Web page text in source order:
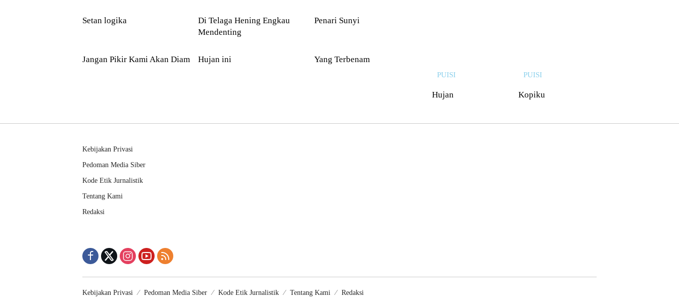
Setan logika
Di Telaga Hening Engkau
Mendenting
Penari Sunyi
Jangan Pikir Kami Akan Diam Hujan ini Yang Terbenam
PUISI
Hujan
PUISI
Kopiku
Kebijakan Privasi
Pedoman Media Siber
Kode Etik Jurnalistik
Tentang Kami
Redaksi
Kebijakan Privasi Pedoman Media Siber Kode Etik Jurnalistik Tentang Kami Redaksi